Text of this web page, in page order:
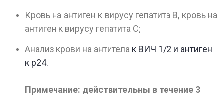
Кровь на антиген к вирусу гепатита В, кровь на
антиген к вирусу гепатита С;
Анализ крови на антитела к ВИЧ 1/2 и антиген
к p24.
Примечание: действительны в течение 3